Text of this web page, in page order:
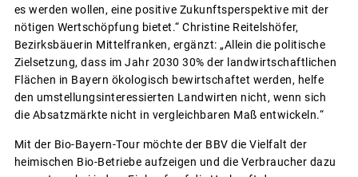
es werden wollen, eine positive Zukunftsperspektive mit der
nötigen Wertschöpfung bietet.“ Christine Reitelshöfer,
Bezirksbäuerin Mittelfranken, ergänzt: „Allein die politische
Zielsetzung, dass im Jahr 2030 30% der landwirtschaftlichen
Flächen in Bayern ökologisch bewirtschaftet werden, helfe
den umstellungsinteressierten Landwirten nicht, wenn sich
die Absatzmärkte nicht in vergleichbaren Maß entwickeln.“
Mit der Bio-Bayern-Tour möchte der BBV die Vielfalt der
heimischen Bio-Betriebe aufzeigen und die Verbraucher dazu